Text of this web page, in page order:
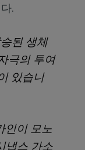
.
된 생체
극의 투여
있습니
인이 모노
냅스 가소